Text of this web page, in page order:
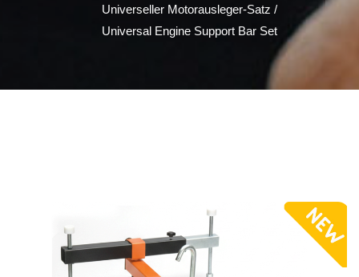
Universeller Motorausleger‑Satz /
Universal Engine Support Bar Set